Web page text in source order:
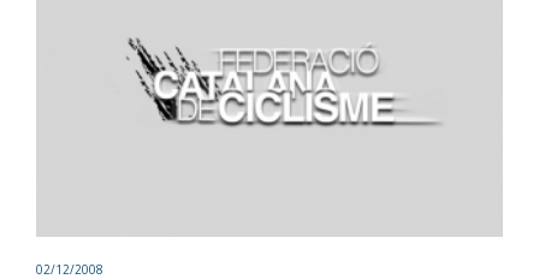
02/12/2008